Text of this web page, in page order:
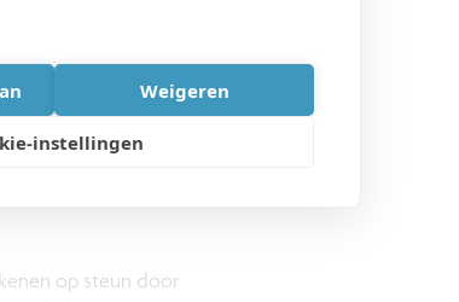
Weigeren
instellingen
op steun door